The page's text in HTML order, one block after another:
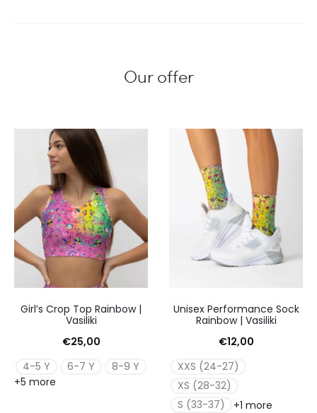
Our offer
Girl’s Crop Top Rainbow |
Vasiliki
€25,00
4-5 Y
6-7 Y
8-9 Y
+5 more
Unisex Performance Sock
Rainbow | Vasiliki
€12,00
XXS (24-27)
XS (28-32)
S (33-37)
+1 more